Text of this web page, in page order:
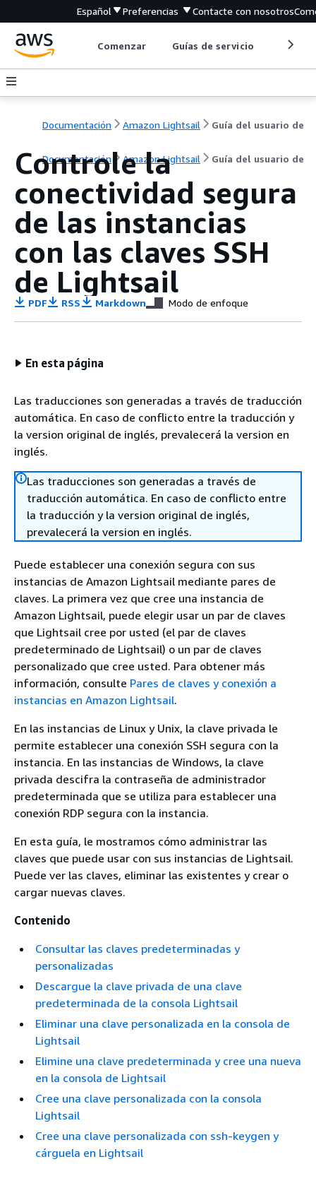
Español Preferencias Contacte con nosotros
Comenzar Guías de servicio
Documentación Amazon Lightsail Guía del usuario de
Documentación Amazon Lightsail Guía del usuario de
Controle la
conectividad segura
de las instancias
con las claves SSH
de Lightsail
PDF RSS Markdown Modo de enfoque
En esta página
Las traducciones son generadas a través de traducción
automática. En caso de conflicto entre la traducción y
la version original de inglés, prevalecerá la version en
inglés.
Las traducciones son generadas a través de
traducción automática. En caso de conflicto entre
la traducción y la version original de inglés,
prevalecerá la version en inglés.
Puede establecer una conexión segura con sus
instancias de Amazon Lightsail mediante pares de
claves. La primera vez que cree una instancia de
Amazon Lightsail, puede elegir usar un par de claves
que Lightsail cree por usted (el par de claves
predeterminado de Lightsail) o un par de claves
personalizado que cree usted. Para obtener más
información, consulte Pares de claves y conexión a
instancias en Amazon Lightsail.
En las instancias de Linux y Unix, la clave privada le
permite establecer una conexión SSH segura con la
instancia. En las instancias de Windows, la clave
privada descifra la contraseña de administrador
predeterminada que se utiliza para establecer una
conexión RDP segura con la instancia.
En esta guía, le mostramos cómo administrar las
claves que puede usar con sus instancias de Lightsail.
Puede ver las claves, eliminar las existentes y crear o
cargar nuevas claves.
Contenido
Consultar las claves predeterminadas y
personalizadas
Descargue la clave privada de una clave
predeterminada de la consola Lightsail
Eliminar una clave personalizada en la consola de
Lightsail
Elimine una clave predeterminada y cree una nueva
en la consola de Lightsail
Cree una clave personalizada con la consola
Lightsail
Cree una clave personalizada con ssh-keygen y
cárguela en Lightsail